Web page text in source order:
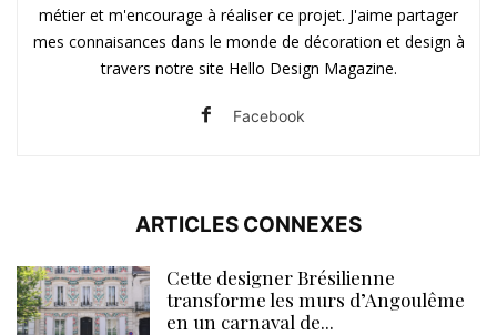
métier et m'encourage à réaliser ce projet. J'aime partager
mes connaisances dans le monde de décoration et design à
travers notre site Hello Design Magazine.
Facebook
ARTICLES CONNEXES
Cette designer Brésilienne
transforme les murs d’Angoulême
en un carnaval de...